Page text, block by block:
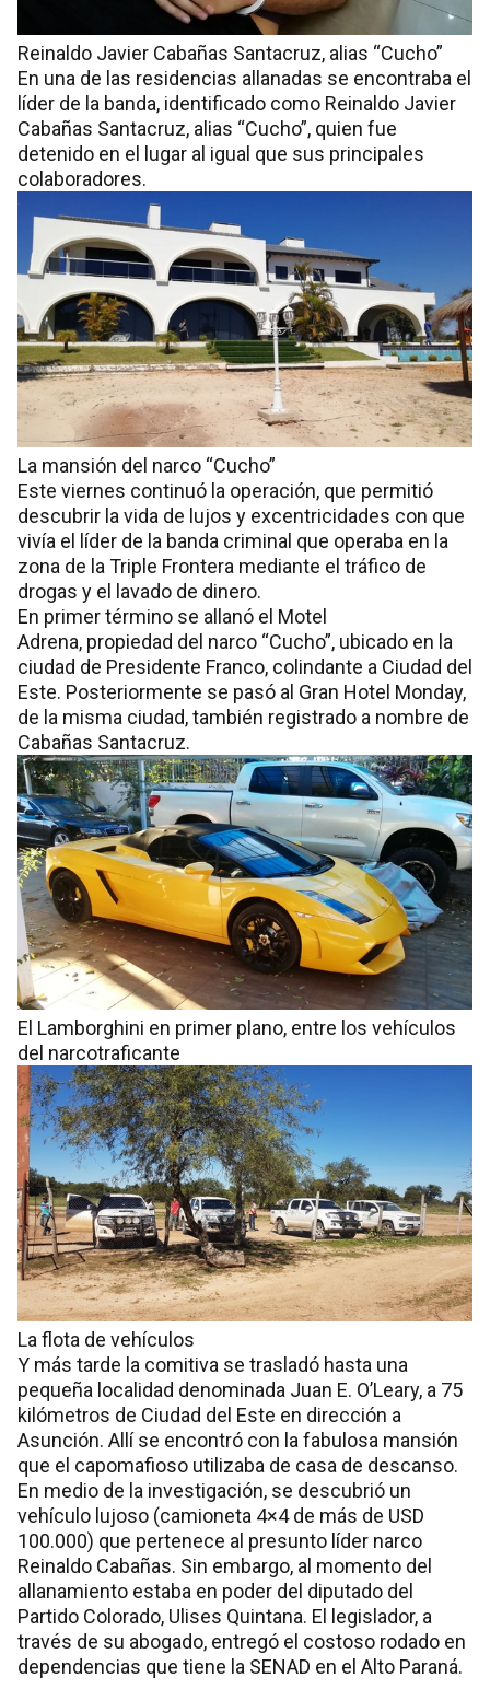
Reinaldo Javier Cabañas Santacruz, alias “Cucho”
En una de las residencias allanadas se encontraba el
líder de la banda, identificado como Reinaldo Javier
Cabañas Santacruz, alias “Cucho”, quien fue
detenido en el lugar al igual que sus principales
colaboradores.
La mansión del narco “Cucho”
Este viernes continuó la operación, que permitió
descubrir la vida de lujos y excentricidades con que
vivía el líder de la banda criminal que operaba en la
zona de la Triple Frontera mediante el tráfico de
drogas y el lavado de dinero.
En primer término se allanó el Motel
Adrena, propiedad del narco “Cucho”, ubicado en la
ciudad de Presidente Franco, colindante a Ciudad del
Este. Posteriormente se pasó al Gran Hotel Monday,
de la misma ciudad, también registrado a nombre de
Cabañas Santacruz.
El Lamborghini en primer plano, entre los vehículos
del narcotraficante
La flota de vehículos
Y más tarde la comitiva se trasladó hasta una
pequeña localidad denominada Juan E. O’Leary, a 75
kilómetros de Ciudad del Este en dirección a
Asunción. Allí se encontró con la fabulosa mansión
que el capomafioso utilizaba de casa de descanso.
En medio de la investigación, se descubrió un
vehículo lujoso (camioneta 4×4 de más de USD
100.000) que pertenece al presunto líder narco
Reinaldo Cabañas. Sin embargo, al momento del
allanamiento estaba en poder del diputado del
Partido Colorado, Ulises Quintana. El legislador, a
través de su abogado, entregó el costoso rodado en
dependencias que tiene la SENAD en el Alto Paraná.